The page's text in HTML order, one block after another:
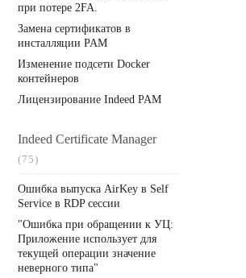
при потере 2FA.
Замена сертификатов в
инсталляции PAM
Изменение подсети Docker
контейнеров
Лицензирование Indeed PAM
Indeed Certificate Manager
(75)
Ошибка выпуска AirKey в Self
Service в RDP сесcии
"Ошибка при обращении к УЦ:
Приложение использует для
текущей операции значение
неверного типа"